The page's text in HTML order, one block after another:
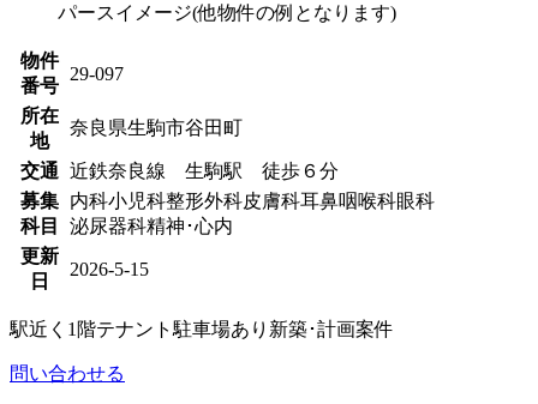
パースイメージ(他物件の例となります)
物件
番号
29-097
所在
地
奈良県生駒市谷田町
交通 近鉄奈良線 生駒駅 徒歩６分
募集
科目
内科小児科整形外科皮膚科耳鼻咽喉科眼科
泌尿器科精神･心内
更新
日
2026-5-15
駅近く 1階テナント 駐車場あり 新築･計画案件
問い合わせる